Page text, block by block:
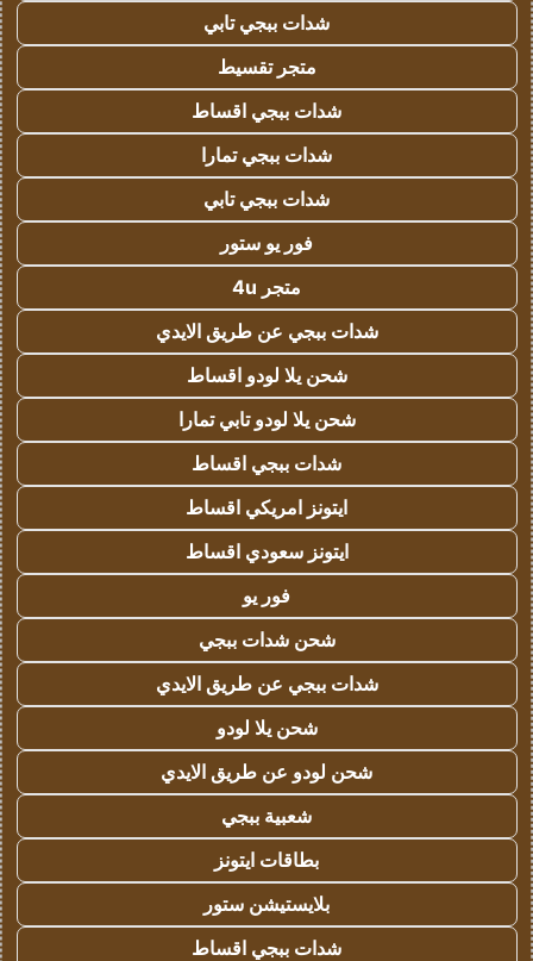
شدات ببجي تابي
متجر تقسيط
شدات ببجي اقساط
شدات ببجي تمارا
شدات ببجي تابي
فور يو ستور
متجر 4u
شدات ببجي عن طريق الايدي
شحن يلا لودو اقساط
شحن يلا لودو تابي تمارا
شدات ببجي اقساط
ايتونز امريكي اقساط
ايتونز سعودي اقساط
فور يو
شحن شدات ببجي
شدات ببجي عن طريق الايدي
شحن يلا لودو
شحن لودو عن طريق الايدي
شعبية ببجي
بطاقات ايتونز
بلايستيشن ستور
شدات ببجي اقساط